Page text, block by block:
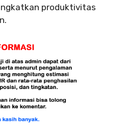
produktivitas